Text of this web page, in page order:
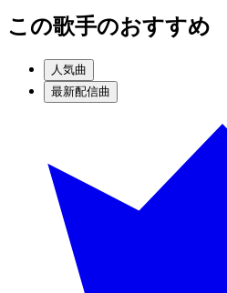
この歌手のおすすめ
人気曲
最新配信曲